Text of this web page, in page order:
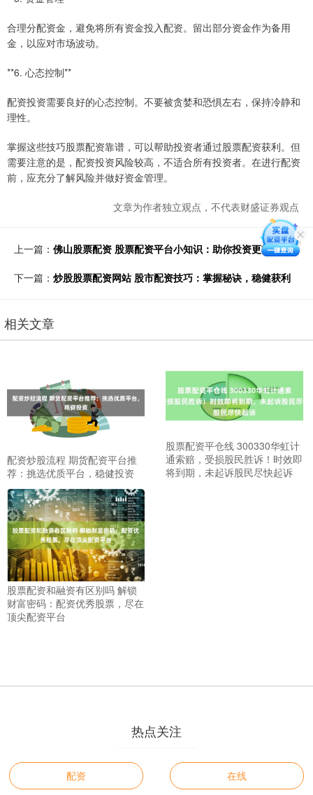
合理分配资金，避免将所有资金投入配资。留出部分资金作为备用
金，以应对市场波动。
**6. 心态控制**
配资投资需要良好的心态控制。不要被贪婪和恐惧左右，保持冷静和
理性。
掌握这些技巧股票配资靠谱，可以帮助投资者通过股票配资获利。但
需要注意的是，配资投资风险较高，不适合所有投资者。在进行配资
前，应充分了解风险并做好资金管理。
文章为作者独立观点，不代表财盛证券观点
上一篇： 佛山股票配资 股票配资平台小知识：助你投资更轻松
下一篇： 炒股股票配资网站 股市配资技巧：掌握秘诀，稳健获利
相关文章
配资炒股流程 期货配资平台推
荐：挑选优质平台，稳健投资
股票配资平仓线 300330华虹计
通索赔，受损股民胜诉！时效即
将到期，未起诉股民尽快起诉
股票配资和融资有区别吗 解锁
财富密码：配资优秀股票，尽在
顶尖配资平台
热点关注
配资 在线